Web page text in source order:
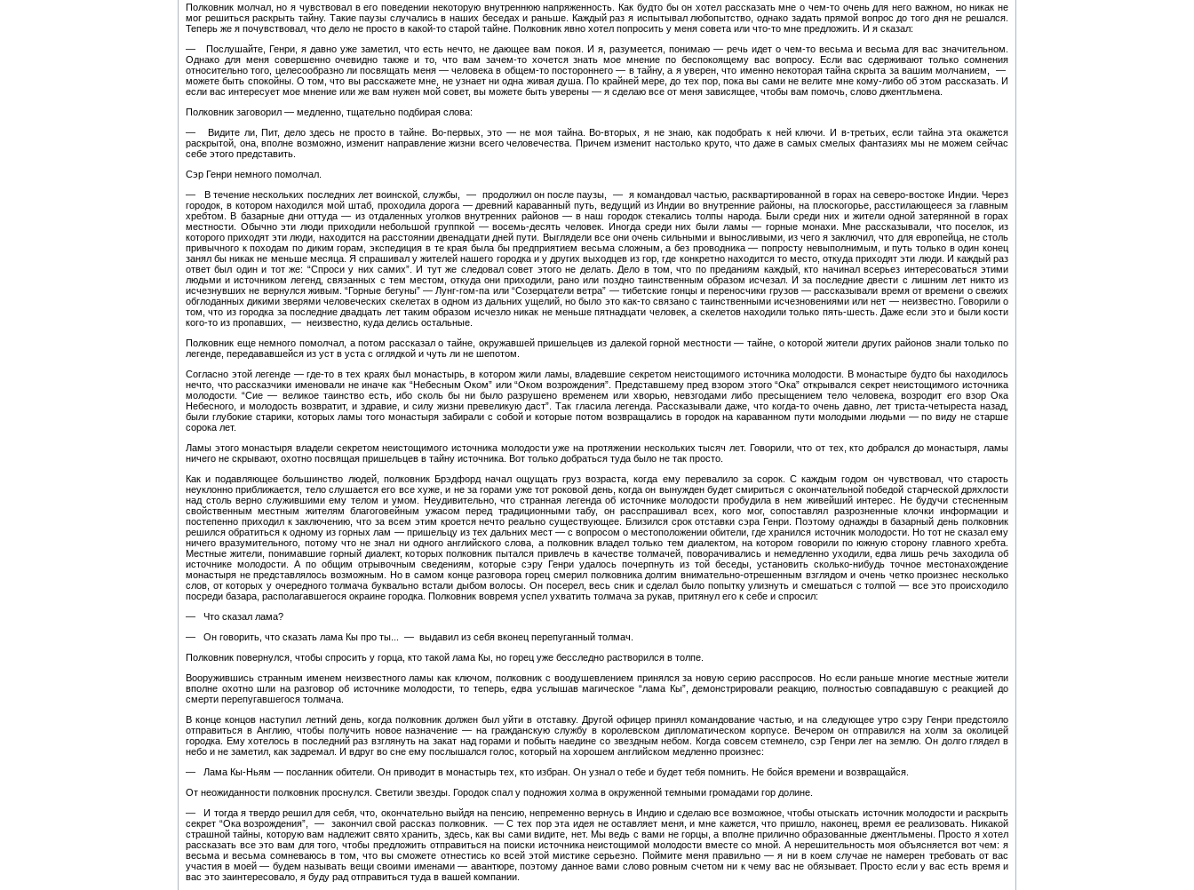
Полковник молчал, но я чувствовал в его поведении некоторую внутреннюю напряженность. Как будто бы он хотел рассказать мне о чем-то очень для него важном, но никак не
мог решиться раскрыть тайну. Такие паузы случались в наших беседах и раньше. Каждый раз я испытывал любопытство, однако задать прямой вопрос до того дня не решался.
Теперь же я почувствовал, что дело не просто в какой-то старой тайне. Полковник явно хотел попросить у меня совета или что-то мне предложить. И я сказал:
— Послушайте, Генри, я давно уже заметил, что есть нечто, не дающее вам покоя. И я, разумеется, понимаю — речь идет о чем-то весьма и весьма для вас значительном.
Однако для меня совершенно очевидно также и то, что вам зачем-то хочется знать мое мнение по беспокоящему вас вопросу. Если вас сдерживают только сомнения
относительно того, целесообразно ли посвящать меня — человека в общем-то постороннего — в тайну, а я уверен, что именно некоторая тайна скрыта за вашим молчанием, —
можете быть спокойны. О том, что вы расскажете мне, не узнает ни одна живая душа. По крайней мере, до тех пор, пока вы сами не велите мне кому-либо об этом рассказать. И
если вас интересует мое мнение или же вам нужен мой совет, вы можете быть уверены — я сделаю все от меня зависящее, чтобы вам помочь, слово джентльмена.
Полковник заговорил — медленно, тщательно подбирая слова:
— Видите ли, Пит, дело здесь не просто в тайне. Во-первых, это — не моя тайна. Во-вторых, я не знаю, как подобрать к ней ключи. И в-третьих, если тайна эта окажется
раскрытой, она, вполне возможно, изменит направление жизни всего человечества. Причем изменит настолько круто, что даже в самых смелых фантазиях мы не можем сейчас
себе этого представить.
Сэр Генри немного помолчал.
— В течение нескольких последних лет воинской, службы, — продолжил он после паузы, — я командовал частью, расквартированной в горах на северо-востоке Индии. Через
городок, в котором находился мой штаб, проходила дорога — древний караванный путь, ведущий из Индии во внутренние районы, на плоскогорье, расстилающееся за главным
хребтом. В базарные дни оттуда — из отдаленных уголков внутренних районов — в наш городок стекались толпы народа. Были среди них и жители одной затерянной в горах
местности. Обычно эти люди приходили небольшой группкой — восемь-десять человек. Иногда среди них были ламы — горные монахи. Мне рассказывали, что поселок, из
которого приходят эти люди, находится на расстоянии двенадцати дней пути. Выглядели все они очень сильными и выносливыми, из чего я заключил, что для европейца, не столь
привычного к походам по диким горам, экспедиция в те края была бы предприятием весьма сложным, а без проводника — попросту невыполнимым, и путь только в один конец
занял бы никак не меньше месяца. Я спрашивал у жителей нашего городка и у других выходцев из гор, где конкретно находится то место, откуда приходят эти люди. И каждый раз
ответ был один и тот же: “Спроси у них самих”. И тут же следовал совет этого не делать. Дело в том, что по преданиям каждый, кто начинал всерьез интересоваться этими
людьми и источником легенд, связанных с тем местом, откуда они приходили, рано или поздно таинственным образом исчезал. И за последние двести с лишним лет никто из
исчезнувших не вернулся живым. “Горные бегуны” — Лунг‑гом‑па или “Созерцатели ветра” — тибетские гонцы и переносчики грузов — рассказывали время от времени о свежих
обглоданных дикими зверями человеческих скелетах в одном из дальних ущелий, но было это как-то связано с таинственными исчезновениями или нет — неизвестно. Говорили о
том, что из городка за последние двадцать лет таким образом исчезло никак не меньше пятнадцати человек, а скелетов находили только пять-шесть. Даже если это и были кости
кого-то из пропавших, — неизвестно, куда делись остальные.
Полковник еще немного помолчал, а потом рассказал о тайне, окружавшей пришельцев из далекой горной местности — тайне, о которой жители других районов знали только по
легенде, передававшейся из уст в уста с оглядкой и чуть ли не шепотом.
Согласно этой легенде — где-то в тех краях был монастырь, в котором жили ламы, владевшие секретом неистощимого источника молодости. В монастыре будто бы находилось
нечто, что рассказчики именовали не иначе как “Небесным Оком” или “Оком возрождения”. Представшему пред взором этого “Ока” открывался секрет неистощимого источника
молодости. “Сие — великое таинство есть, ибо сколь бы ни было разрушено временем или хворью, невзгодами либо пресыщением тело человека, возродит его взор Ока
Небесного, и молодость возвратит, и здравие, и силу жизни превеликую даст”. Так гласила легенда. Рассказывали даже, что когда-то очень давно, лет триста-четыреста назад,
были глубокие старики, которых ламы того монастыря забирали с собой и которые потом возвращались в городок на караванном пути молодыми людьми — по виду не старше
сорока лет.
Ламы этого монастыря владели секретом неистощимого источника молодости уже на протяжении нескольких тысяч лет. Говорили, что от тех, кто добрался до монастыря, ламы
ничего не скрывают, охотно посвящая пришельцев в тайну источника. Вот только добраться туда было не так просто.
Как и подавляющее большинство людей, полковник Брэдфорд начал ощущать груз возраста, когда ему перевалило за сорок. С каждым годом он чувствовал, что старость
неуклонно приближается, тело слушается его все хуже, и не за горами уже тот роковой день, когда он вынужден будет смириться с окончательной победой старческой дряхлости
над столь верно служившими ему телом и умом. Неудивительно, что странная легенда об источнике молодости пробудила в нем живейший интерес. Не будучи стесненным
свойственным местным жителям благоговейным ужасом перед традиционными табу, он расспрашивал всех, кого мог, сопоставлял разрозненные клочки информации и
постепенно приходил к заключению, что за всем этим кроется нечто реально существующее. Близился срок отставки сэра Генри. Поэтому однажды в базарный день полковник
решился обратиться к одному из горных лам — пришельцу из тех дальних мест — с вопросом о местоположении обители, где хранился источник молодости. Но тот не сказал ему
ничего вразумительного, потому что не знал ни одного английского слова, а полковник владел только тем диалектом, на котором говорили по южную сторону главного хребта.
Местные жители, понимавшие горный диалект, которых полковник пытался привлечь в качестве толмачей, поворачивались и немедленно уходили, едва лишь речь заходила об
источнике молодости. А по общим отрывочным сведениям, которые сэру Генри удалось почерпнуть из той беседы, установить сколько-нибудь точное местонахождение
монастыря не представлялось возможным. Но в самом конце разговора горец смерил полковника долгим внимательно-отрешенным взглядом и очень четко произнес несколько
слов, от которых у очередного толмача буквально встали дыбом волосы. Он посерел, весь сник и сделал было попытку улизнуть и смешаться с толпой — все это происходило
посреди базара, располагавшегося окраине городка. Полковник вовремя успел ухватить толмача за рукав, притянул его к себе и спросил:
— Что сказал лама?
— Он говорить, что сказать лама Кы про ты... — выдавил из себя вконец перепуганный толмач.
Полковник повернулся, чтобы спросить у горца, кто такой лама Кы, но горец уже бесследно растворился в толпе.
Вооружившись странным именем неизвестного ламы как ключом, полковник с воодушевлением принялся за новую серию расспросов. Но если раньше многие местные жители
вполне охотно шли на разговор об источнике молодости, то теперь, едва услышав магическое “лама Кы”, демонстрировали реакцию, полностью совпадавшую с реакцией до
смерти перепугавшегося толмача.
В конце концов наступил летний день, когда полковник должен был уйти в отставку. Другой офицер принял командование частью, и на следующее утро сэру Генри предстояло
отправиться в Англию, чтобы получить новое назначение — на гражданскую службу в королевском дипломатическом корпусе. Вечером он отправился на холм за околицей
городка. Ему хотелось в последний раз взглянуть на закат над горами и побыть наедине со звездным небом. Когда совсем стемнело, сэр Генри лег на землю. Он долго глядел в
небо и не заметил, как задремал. И вдруг во сне ему послышался голос, который на хорошем английском медленно произнес:
— Лама Кы‑Ньям — посланник обители. Он приводит в монастырь тех, кто избран. Он узнал о тебе и будет тебя помнить. Не бойся времени и возвращайся.
От неожиданности полковник проснулся. Светили звезды. Городок спал у подножия холма в окруженной темными громадами гор долине.
— И тогда я твердо решил для себя, что, окончательно выйдя на пенсию, непременно вернусь в Индию и сделаю все возможное, чтобы отыскать источник молодости и раскрыть
секрет “Ока возрождения”, — закончил свой рассказ полковник. — С тех пор эта идея не оставляет меня, и мне кажется, что пришло, наконец, время ее реализовать. Никакой
страшной тайны, которую вам надлежит свято хранить, здесь, как вы сами видите, нет. Мы ведь с вами не горцы, а вполне прилично образованные джентльмены. Просто я хотел
рассказать все это вам для того, чтобы предложить отправиться на поиски источника неистощимой молодости вместе со мной. А нерешительность моя объясняется вот чем: я
весьма и весьма сомневаюсь в том, что вы сможете отнестись ко всей этой мистике серьезно. Поймите меня правильно — я ни в коем случае не намерен требовать от вас
участия в моей — будем называть вещи своими именами — авантюре, поэтому данное вами слово ровным счетом ни к чему вас не обязывает. Просто если у вас есть время и
вас это заинтересовало, я буду рад отправиться туда в вашей компании.